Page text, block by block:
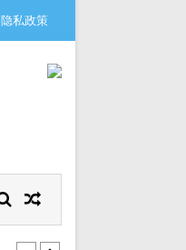
隐私政策